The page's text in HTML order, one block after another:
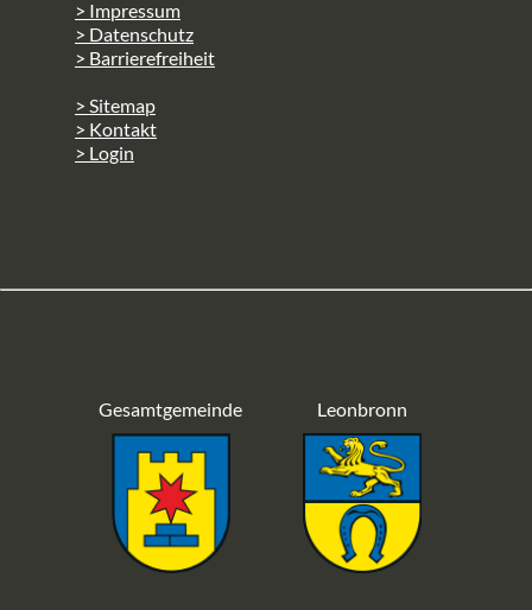
> Impressum
> Datenschutz
> Barrierefreiheit
> Sitemap
> Kontakt
> Login
Gesamtgemeinde Leonbronn